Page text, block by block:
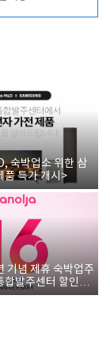
숙박업소 위한 삼
품 특가 개시>
기념 제휴 숙박업주
합발주센터 할인쿠